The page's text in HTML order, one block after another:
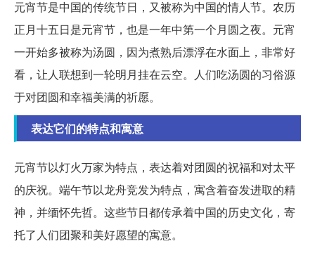
元宵节是中国的传统节日，又被称为中国的情人节。农历
正月十五日是元宵节，也是一年中第一个月圆之夜。元宵
一开始多被称为汤圆，因为煮熟后漂浮在水面上，非常好
看，让人联想到一轮明月挂在云空。人们吃汤圆的习俗源
于对团圆和幸福美满的祈愿。
表达它们的特点和寓意
元宵节以灯火万家为特点，表达着对团圆的祝福和对太平
的庆祝。端午节以龙舟竞发为特点，寓含着奋发进取的精
神，并缅怀先哲。这些节日都传承着中国的历史文化，寄
托了人们团聚和美好愿望的寓意。